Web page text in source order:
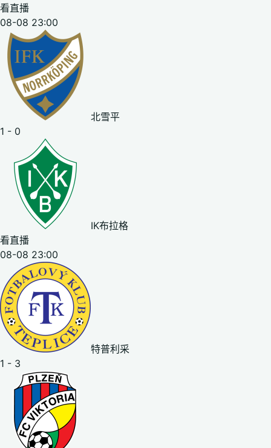
看直播
08-08 23:00
北雪平
1 - 0
IK布拉格
看直播
08-08 23:00
特普利采
1 - 3